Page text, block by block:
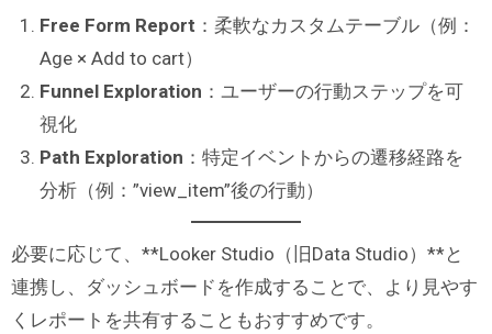
Free Form Report ：柔軟なカスタムテーブル（例：
Age × Add to cart）
Funnel Exploration ：ユーザーの行動ステップを可
視化
Path Exploration ：特定イベントからの遷移経路を
分析（例：”view_item”後の行動）
必要に応じて、**Looker Studio（旧Data Studio）**と
連携し、ダッシュボードを作成することで、より見やす
くレポートを共有することもおすすめです。